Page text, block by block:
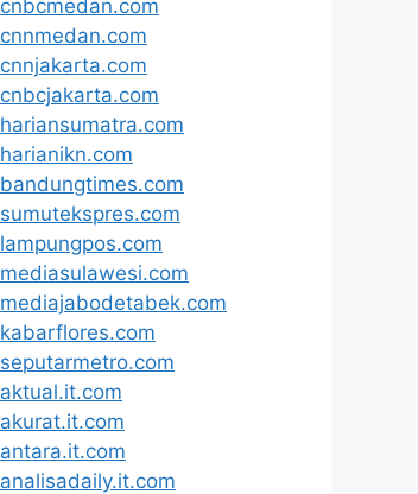
cnbcmedan.com
cnnmedan.com
cnnjakarta.com
cnbcjakarta.com
hariansumatra.com
harianikn.com
bandungtimes.com
sumutekspres.com
lampungpos.com
mediasulawesi.com
mediajabodetabek.com
kabarflores.com
seputarmetro.com
aktual.it.com
akurat.it.com
antara.it.com
analisadaily.it.com